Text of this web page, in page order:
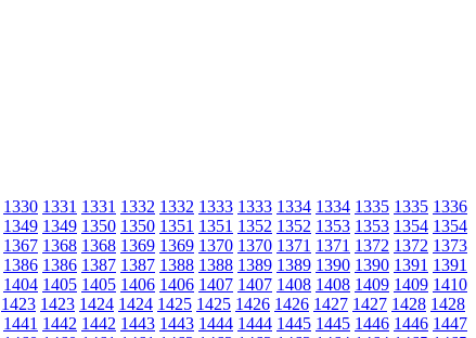
1330 1331 1331 1332 1332 1333 1333 1334 1334 1335 1335 1336
1349 1349 1350 1350 1351 1351 1352 1352 1353 1353 1354 1354
1367 1368 1368 1369 1369 1370 1370 1371 1371 1372 1372 1373
1386 1386 1387 1387 1388 1388 1389 1389 1390 1390 1391 1391
1404 1405 1405 1406 1406 1407 1407 1408 1408 1409 1409 1410
1423 1423 1424 1424 1425 1425 1426 1426 1427 1427 1428 1428
1441 1442 1442 1443 1443 1444 1444 1445 1445 1446 1446 1447